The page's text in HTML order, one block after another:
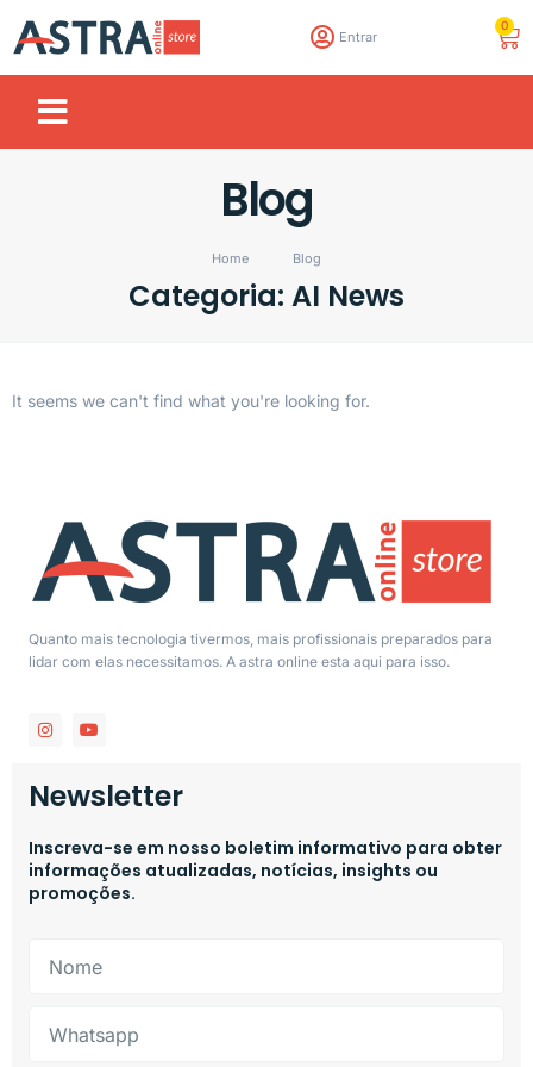
Entrar
0
Blog
Home Blog
Categoria: AI News
It seems we can't find what you're looking for.
Quanto mais tecnologia tivermos, mais profissionais preparados para
lidar com elas necessitamos. A astra online esta aqui para isso.
Newsletter
Inscreva-se em nosso boletim informativo para obter
informações atualizadas, notícias, insights ou
promoções.